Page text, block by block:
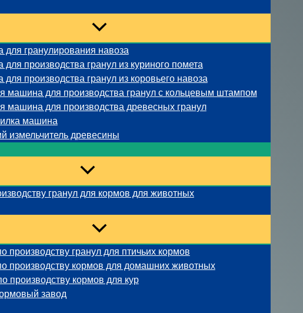
гранулирования навоза
производства гранул из куриного помета
производства гранул из коровьего навоза
машина для производства гранул с кольцевым штампом
машина для производства древесных гранул
машина
измельчитель древесины
гранул для кормов для животных
производству гранул для птичьих кормов
производству кормов для домашних животных
производству кормов для кур
завод